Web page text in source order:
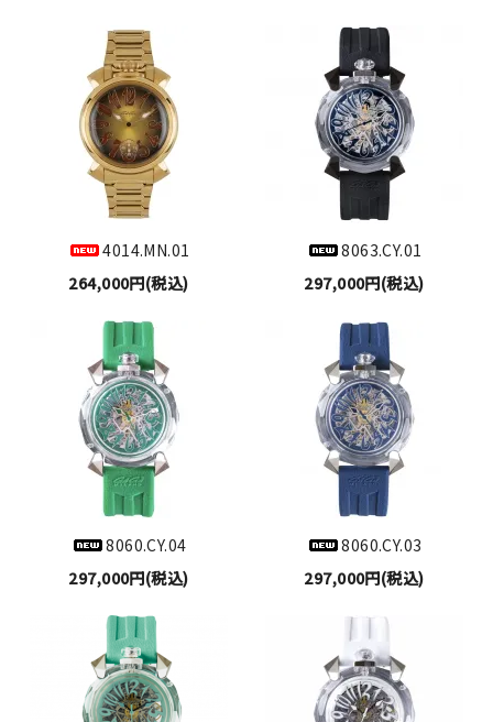
4014.MN.01
264,000円(税込)
8063.CY.01
297,000円(税込)
8060.CY.04
297,000円(税込)
8060.CY.03
297,000円(税込)